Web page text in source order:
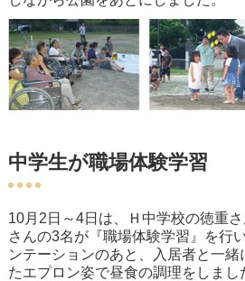
中学生が職場体験学習
10月2日～4日は、Ｈ中学校の徳重
さんの3名が『職場体験学習』を行
ンテーションのあと、入居者と一緒
たエプロン姿で昼食の調理をしまし